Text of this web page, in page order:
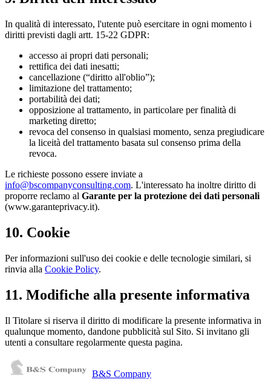
In qualità di interessato, l'utente può esercitare in ogni momento i
diritti previsti dagli artt. 15-22 GDPR:
accesso ai propri dati personali;
rettifica dei dati inesatti;
cancellazione (“diritto all'oblio”);
limitazione del trattamento;
portabilità dei dati;
opposizione al trattamento, in particolare per finalità di
marketing diretto;
revoca del consenso in qualsiasi momento, senza pregiudicare
la liceità del trattamento basata sul consenso prima della
revoca.
Le richieste possono essere inviate a
info@bscompanyconsulting.com. L'interessato ha inoltre diritto di
proporre reclamo al Garante per la protezione dei dati personali
(www.garanteprivacy.it).
10. Cookie
Per informazioni sull'uso dei cookie e delle tecnologie similari, si
rinvia alla Cookie Policy.
11. Modifiche alla presente informativa
Il Titolare si riserva il diritto di modificare la presente informativa in
qualunque momento, dandone pubblicità sul Sito. Si invitano gli
utenti a consultare regolarmente questa pagina.
B&S Company